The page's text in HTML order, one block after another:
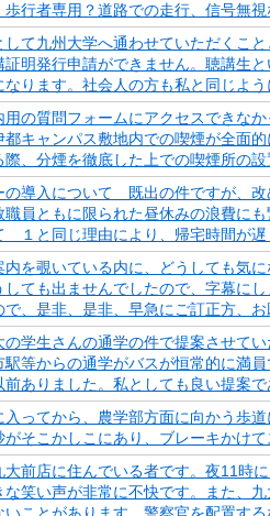
行者専用？道路での走行、信号無視
して九州大学へ通わせていただくこ
証明発行申請ができません。聴講生
ります。社会人の方も私と同じよう
の質問フォームにアクセスできな
都キャンパス敷地内での喫煙が全面
、分煙を徹底した上での喫煙所の設
導入について 既出の件ですが、改
職員ともに限られた昼休みの浪費に
１と同じ理由により、帰宅時間が遅
内を覗いている内に、どうしても気
しても出ませんでしたので、字幕に
、是非、是非、早急にご訂正方、お
学生さんの通学の件で提案させて
駅等からの通学がバスが恒常的に満
前ありました。私としても良い提案で
入ってから、農学部方面に向かう歩
そこかしこにあり、ブレーキかけ
大前店に住んでいる者です。夜11時
笑い声が非常に不快です。また、